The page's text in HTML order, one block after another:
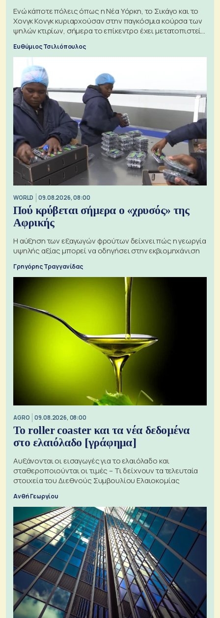
Ενώ κάποτε πόλεις όπως η Νέα Υόρκη, το Σικάγο και το
Χονγκ Κονγκ κυριαρχούσαν στην παγκόσμια κούρσα των
ψηλών κτιρίων, σήμερα το επίκεντρο έχει μετατοπιστεί
προς την Ασία
Ευθύμιος Τσιλιόπουλος
WORLD 09.08.2026, 08:00
Πού κρύβεται σήμερα ο «χρυσός» της
Αφρικής
Η αύξηση των εξαγωγών φρούτων δείχνει πώς η γεωργία
υψηλής αξίας μπορεί να οδηγήσει στην εκβιομηχάνιση
Γρηγόρης Τραγγανίδας
AGRO 09.08.2026, 08:00
Το roller coaster και τα νέα δεδομένα
στο ελαιόλαδο [γράφημα]
Αυξάνονται οι εισαγωγές για το ελαιόλαδο και
σταθεροποιούνται οι τιμές – Τι δείχνουν τα τελευταία
στοιχεία του Διεθνούς Συμβουλίου Ελαιοκομίας
Ανθή Γεωργίου